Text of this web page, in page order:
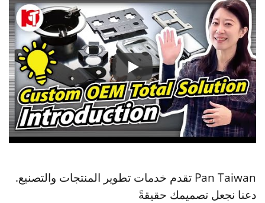
حلول OEM مخصصة شاملة، منتجات تنظيف الأسلحة وملحقات الرماية
Pan Taiwan تقدم خدمات تطوير المنتجات والتصنيع.
دعنا نجعل تصميمك حقيقةً